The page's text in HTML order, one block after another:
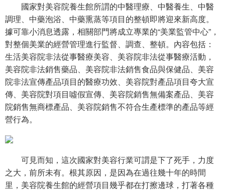
國家對美容院養生館所謂的中醫理療、中醫養生、中醫
調理、中藥泡浴、中藥熏蒸等項目的整頓即將迎來新高度。
據可靠小消息透露，相關部門將成立專業的“美業監管中心”，
對整個美業的經營管理進行監督、調查、整頓。內容包括：
生活美容院非法從事醫療美容、美容院非法從事醫療活動，
美容院非法銷售藥品、美容院非法銷售食品與保健品、美容
院非法宣傳產品項目的醫療功效、美容院對產品項目夸大宣
傳、美容院對項目噓假宣傳、美容院銷售無備案產品、美容
院銷售無商標產品、美容院銷售不符合生產標準的產品等經
營行為。
可見而知，這次國家對美容行業可謂是下了死手，力度
之大，前所未有。根其原因，是因為在過往幾十年的時間
里，美容院養生館的經營項目幾乎都在打擦邊球，打著各種